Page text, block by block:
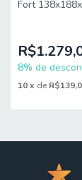
Certifique-
Fort
8% de
10x de